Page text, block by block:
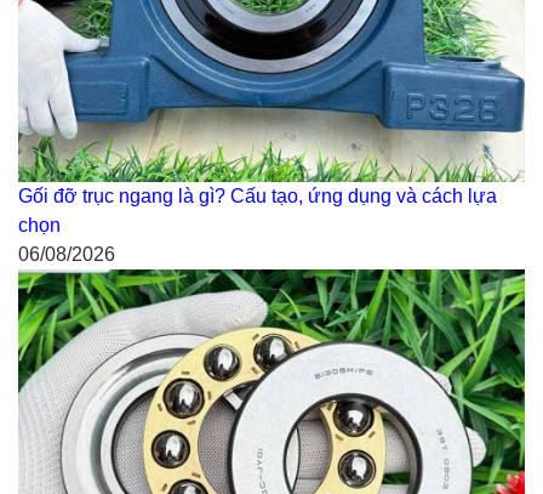
Gối đỡ trục ngang là gì? Cấu tạo, ứng dụng và cách lựa
chọn
06/08/2026